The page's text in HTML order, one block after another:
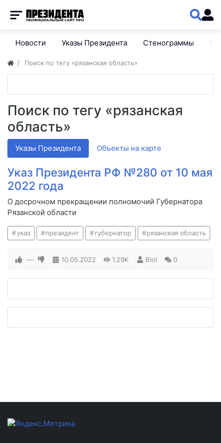
Новости Указы Президента Стенограммы
Поиск по тегу «рязанская область»
Поиск по тегу «рязанская
область»
Указы Президента Объекты на карте
Указ Президента РФ №280 от 10 мая
2022 года
О досрочном прекращении полномочий Губернатора
Рязанской области
указ президент губернатор рязанская область
— 10.05.2022 1.29K Biol 0